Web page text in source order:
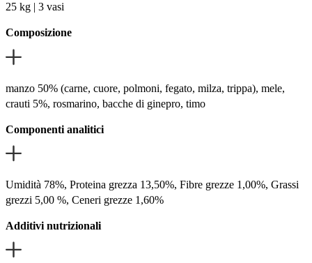
25 kg | 3 vasi
Composizione
manzo 50% (carne, cuore, polmoni, fegato, milza, trippa), mele,
crauti 5%, rosmarino, bacche di ginepro, timo
Componenti analitici
Umidità 78%, Proteina grezza 13,50%, Fibre grezze 1,00%, Grassi
grezzi 5,00 %, Ceneri grezze 1,60%
Additivi nutrizionali